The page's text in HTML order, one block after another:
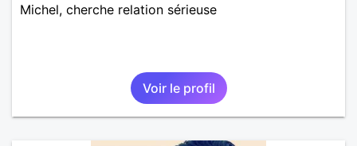
Michel, cherche relation sérieuse
Voir le profil